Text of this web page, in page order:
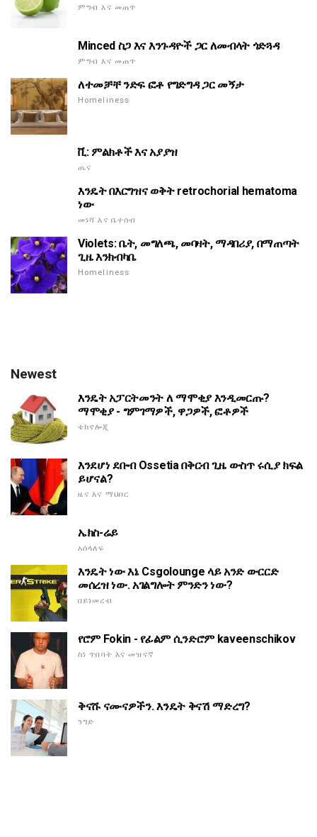
ምግብ እና መጠጥ
Minced ስጋ እና እንጉዳዮች ጋር ለመብላት ጎድጓዳ
ምግብ እና መጠጥ
ለተመቻቸ ንድፍ ፎቶ የግድግዳ ጋር መኝታ
Homeliness
ቪ: ምልክቶች እና አያያዝ
ጤና
እንዴት በእርግዝና ወቅት retrochorial hematoma
ነው
መነሻ እና ቤተሰብ
Violets: ቤት, መግለጫ, መባዛት, ማዳበሪያ, በማጠጣት
ጊዜ እንክብካቤ
Homeliness
Newest
እንዴት አፓርትመንት ለ ማሞቂያ እንዲመርጡ?
ማሞቂያ - ግምገማዎች, ዋጋዎች, ፎቶዎች
ቴክኖሎጂ
እንደሆነ ደቡብ Ossetia በቅርብ ጊዜ ውስጥ ሩሲያ ክፍል
ይሆናል?
ዜና እና ማህበር
ኤክስ-ሬይ
አሰላለፍ
እንዴት ነው እኔ Csgolounge ላይ አንድ ውርርድ
መሰረዝ ነው. አገልግሎት ምንድን ነው?
በይነመረብ
የሮም Fokin - የፊልም ሲንድሮም kaveenschikov
ስነ ጥበባት እና መዝናኛ
ቅናሹ ናሙናዎችን. እንዴት ቅናሽ ማድረግ?
ንግድ